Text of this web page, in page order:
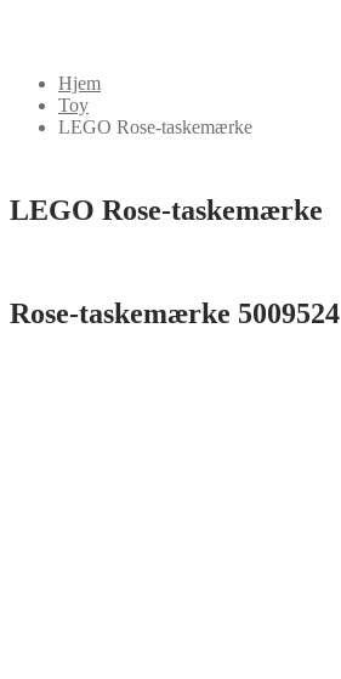
Hjem
Toy
LEGO Rose-taskemærke
LEGO Rose-taskemærke
Rose-taskemærke 5009524